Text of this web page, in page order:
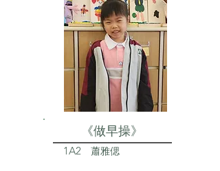
《做早操》
1A2 蕭雅偲